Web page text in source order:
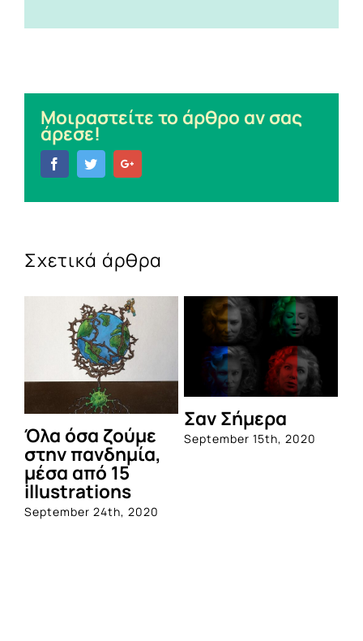
Μοιραστείτε το άρθρο αν σας
άρεσε!
FacebookTwitter
Σχετικά άρθρα
Όλα όσα ζούμε
στην πανδημία,
μέσα από 15
illustrations
September 24th, 2020
Σαν Σήμερα
September 15th, 2020